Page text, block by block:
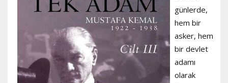
günlerde,
hem bir
asker, hem
bir devlet
adamı
olarak